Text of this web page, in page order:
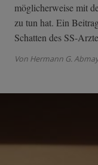
möglicherweise mit
zu tun hat. Ein
Schatten des SS-
Von Hermann G.